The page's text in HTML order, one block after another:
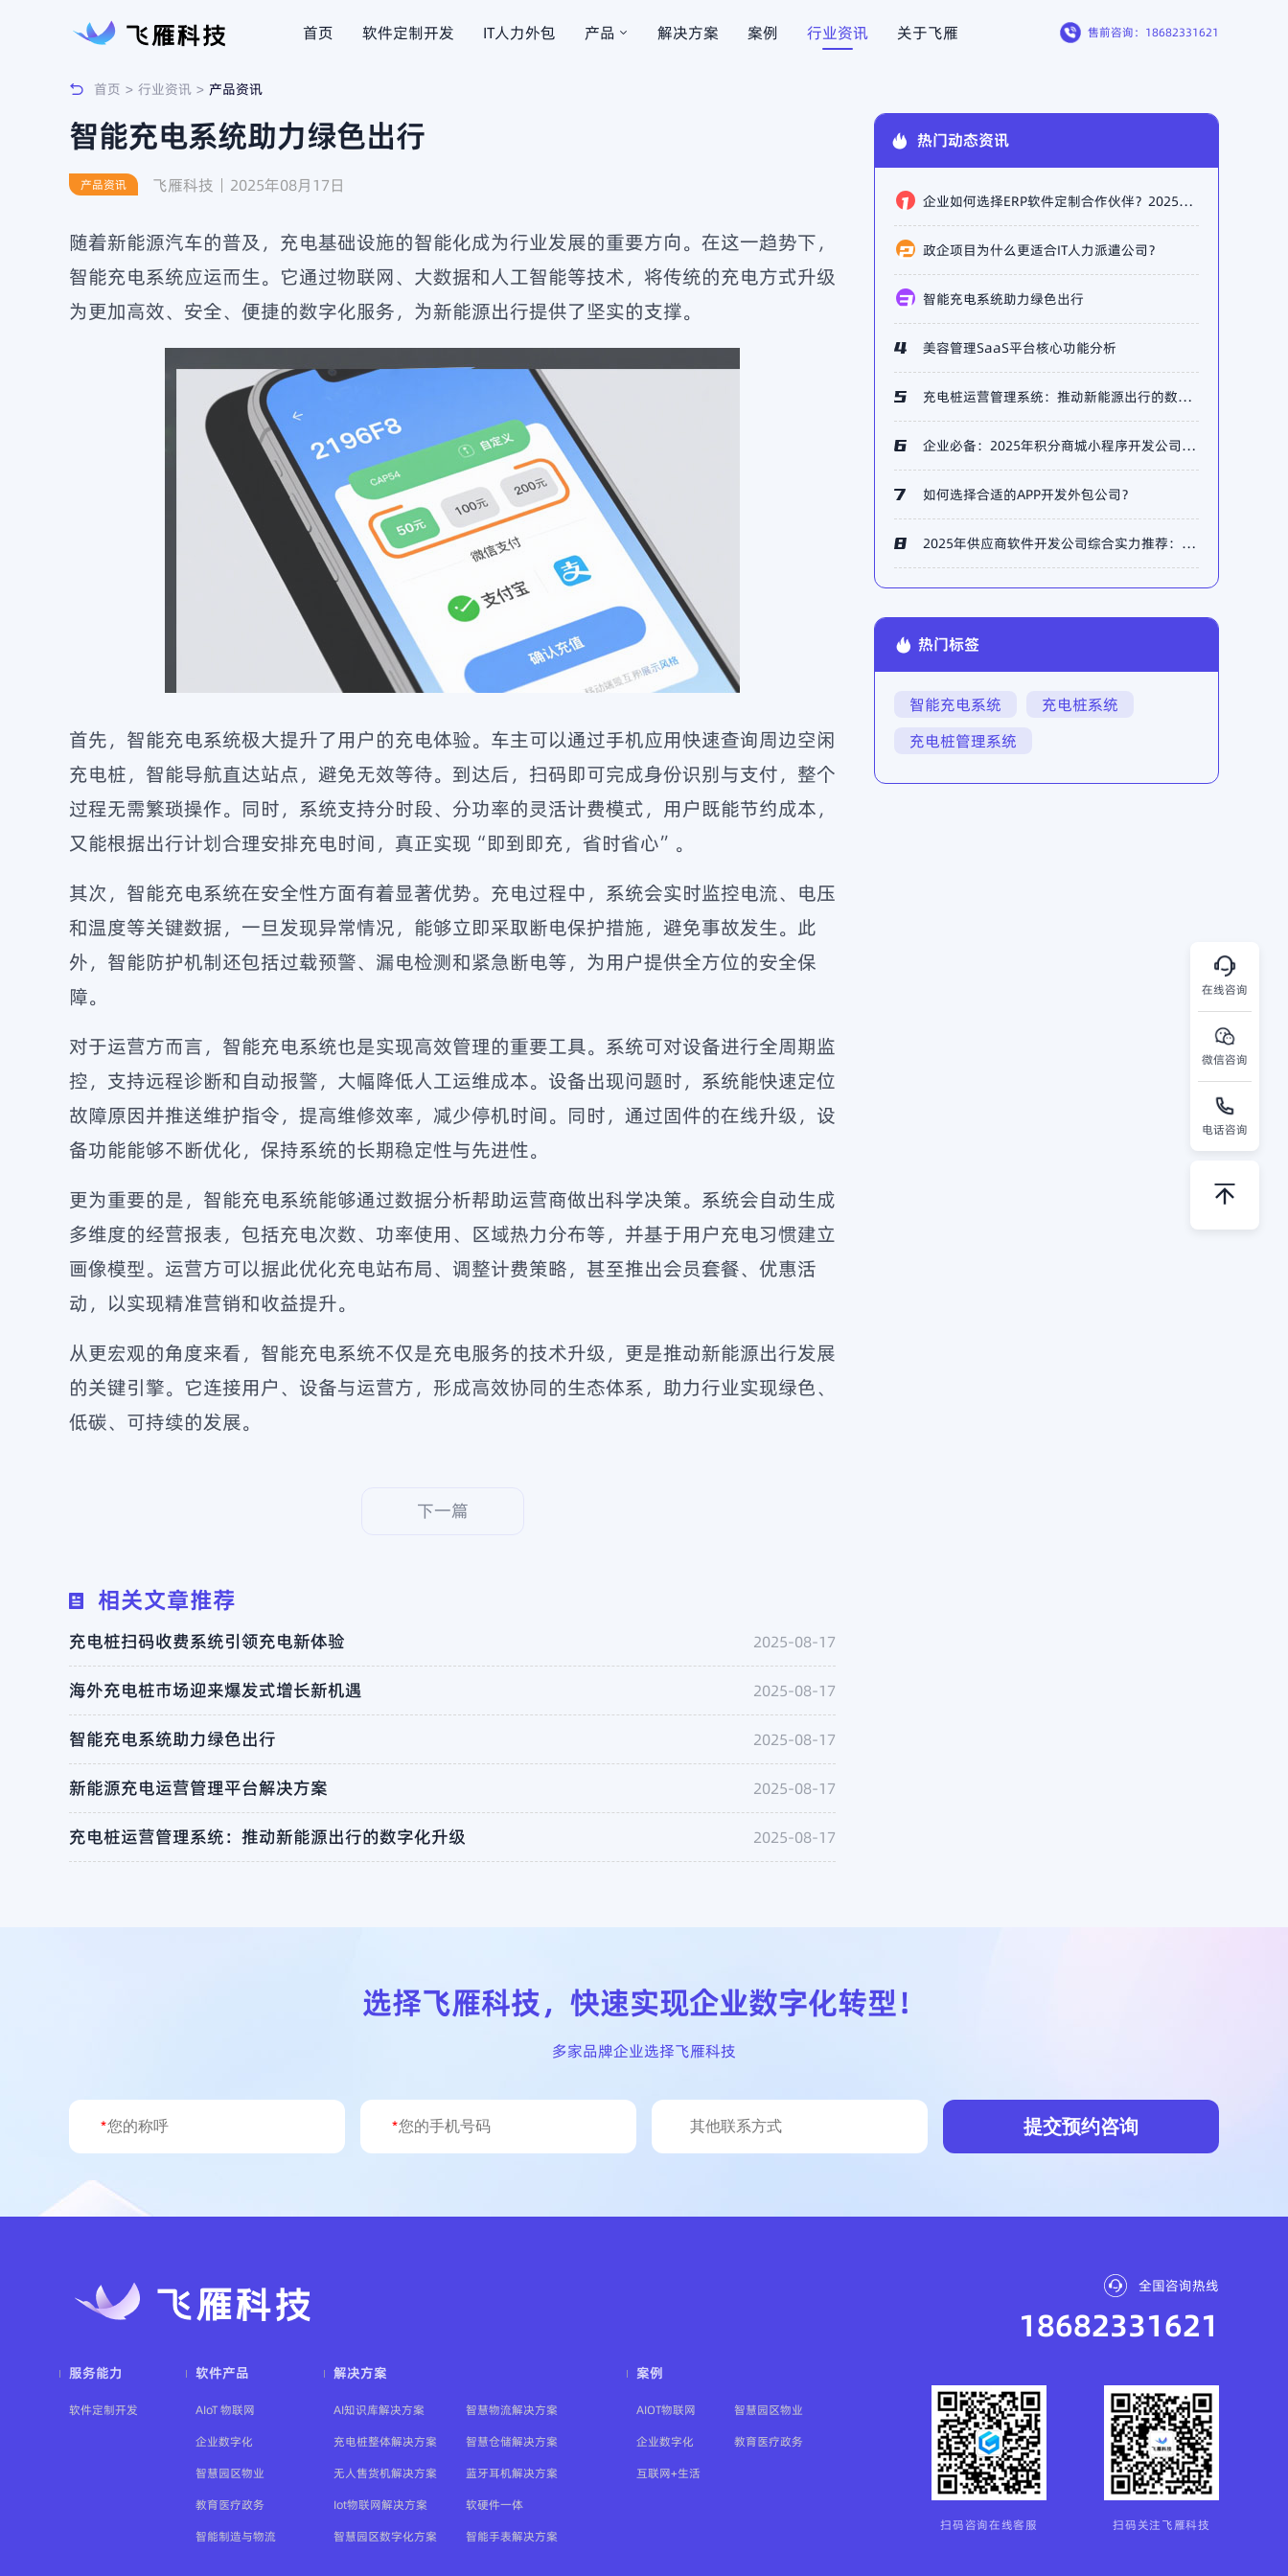
首页 软件定制开发 IT人力外包 产品 解决方案
AI知识库 HOT
智慧物流 HOT 智慧仓储 软硬件一体
案例 行业资讯 关于飞雁 售前咨询：18682331621
首页 > 行业资讯 > 产品资讯
智能充电系统助力绿色出行
产品资讯 飞雁科技 2025年08月17日
随着新能源汽车的普及，充电基础设施的智能化成为行业发展的重要方向。在这一趋势下，
智能充电系统应运而生。它通过物联网、大数据和人工智能等技术，将传统的充电方式升级
为更加高效、安全、便捷的数字化服务，为新能源出行提供了坚实的支撑。
首先，智能充电系统极大提升了用户的充电体验。车主可以通过手机应用快速查询周边空闲
充电桩，智能导航直达站点，避免无效等待。到达后，扫码即可完成身份识别与支付，整个
过程无需繁琐操作。同时，系统支持分时段、分功率的灵活计费模式，用户既能节约成本，
又能根据出行计划合理安排充电时间，真正实现“即到即充，省时省心”。
其次，智能充电系统在安全性方面有着显著优势。充电过程中，系统会实时监控电流、电压
和温度等关键数据，一旦发现异常情况，能够立即采取断电保护措施，避免事故发生。此
外，智能防护机制还包括过载预警、漏电检测和紧急断电等，为用户提供全方位的安全保
障。
对于运营方而言，智能充电系统也是实现高效管理的重要工具。系统可对设备进行全周期监
控，支持远程诊断和自动报警，大幅降低人工运维成本。设备出现问题时，系统能快速定位
故障原因并推送维护指令，提高维修效率，减少停机时间。同时，通过固件的在线升级，设
备功能能够不断优化，保持系统的长期稳定性与先进性。
更为重要的是，智能充电系统能够通过数据分析帮助运营商做出科学决策。系统会自动生成
多维度的经营报表，包括充电次数、功率使用、区域热力分布等，并基于用户充电习惯建立
画像模型。运营方可以据此优化充电站布局、调整计费策略，甚至推出会员套餐、优惠活
动，以实现精准营销和收益提升。
从更宏观的角度来看，智能充电系统不仅是充电服务的技术升级，更是推动新能源出行发展
的关键引擎。它连接用户、设备与运营方，形成高效协同的生态体系，助力行业实现绿色、
低碳、可持续的发展。
下一篇
相关文章推荐
充电桩扫码收费系统引领充电新体验 2025-08-17
海外充电桩市场迎来爆发式增长新机遇 2025-08-17
智能充电系统助力绿色出行 2025-08-17
新能源充电运营管理平台解决方案 2025-08-17
充电桩运营管理系统：推动新能源出行的数字化升级 2025-08-17
热门动态资讯
企业如何选择ERP软件定制合作伙伴？2025年市场主流厂商盘点
政企项目为什么更适合IT人力派遣公司？
智能充电系统助力绿色出行
美容管理SaaS平台核心功能分析
充电桩运营管理系统：推动新能源出行的数字化升级
企业必备：2025年积分商城小程序开发公司TOP5榜单权威推荐
如何选择合适的APP开发外包公司？
2025年供应商软件开发公司综合实力推荐：飞雁科技五大优势详解
热门标签
智能充电系统
充电桩系统
充电桩管理系统
选择飞雁科技， 快速实现企业数字化转型！
多家品牌企业选择飞雁科技
提交预约咨询
服务能力
软件定制开发
软件产品
AIoT 物联网
企业数字化
智慧园区物业
教育医疗政务
智能制造与物流
解决方案
AI知识库解决方案
充电桩整体解决方案
无人售货机解决方案
Iot物联网解决方案
智慧园区数字化方案
智慧物流解决方案
智慧仓储解决方案
蓝牙耳机解决方案
软硬件一体
智能手表解决方案
案例
AIOT物联网
企业数字化
互联网+生活
智慧园区物业
教育医疗政务
全国咨询热线
18682331621
扫码咨询在线客服 扫码关注飞雁科技
在线咨询
微信咨询
电话咨询